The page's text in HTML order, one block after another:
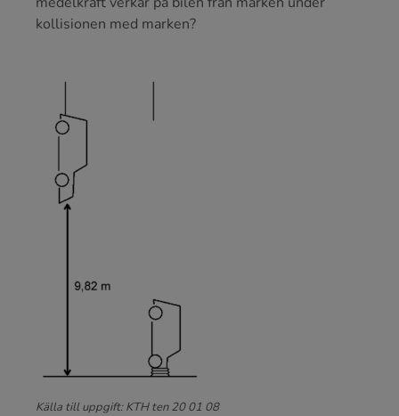
kollisionen med marken?
Källa till uppgift: KTH ten 20 01 08